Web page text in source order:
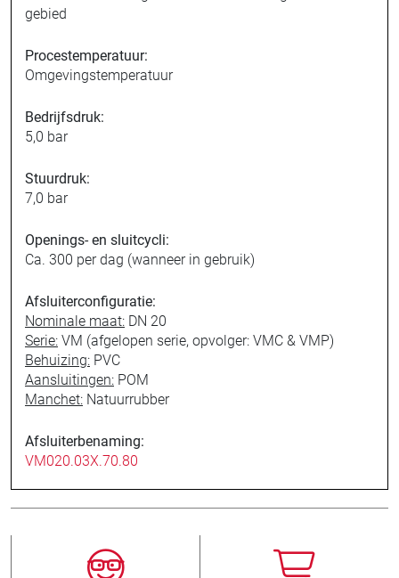
gebied
Procestemperatuur:
Omgevingstemperatuur
Bedrijfsdruk:
5,0 bar
Stuurdruk:
7,0 bar
Openings- en sluitcycli:
Ca. 300 per dag (wanneer in gebruik)
Afsluiterconfiguratie:
Nominale maat: DN 20
Serie: VM (afgelopen serie, opvolger: VMC & VMP)
Behuizing: PVC
Aansluitingen: POM
Manchet: Natuurrubber
Afsluiterbenaming:
VM020.03X.70.80